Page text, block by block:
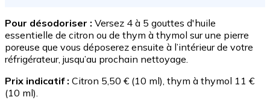
Pour désodoriser : Versez 4 à 5 gouttes d'huile
essentielle de citron ou de thym à thymol sur une pierre
poreuse que vous déposerez ensuite à l’intérieur de votre
réfrigérateur, jusqu’au prochain nettoyage.
Prix indicatif : Citron 5,50 € (10 ml), thym à thymol 11 €
(10 ml).